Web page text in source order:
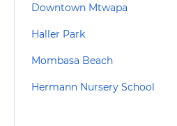
Downtown Mtwapa
Haller Park
Mombasa Beach
Hermann Nursery School